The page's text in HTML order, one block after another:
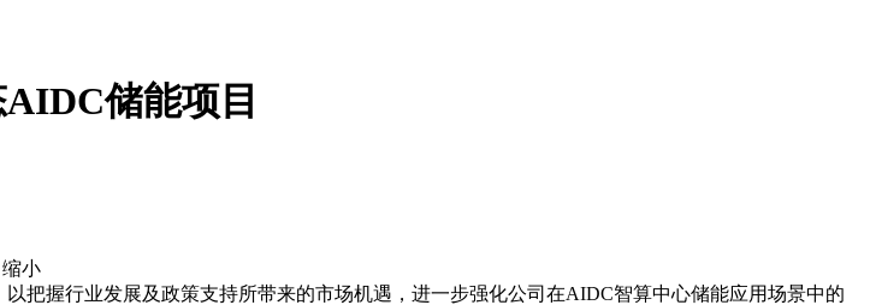
储能项目
缩小
把握行业发展及政策支持所带来的市场机遇，进一步强化公司在AIDC智算中心储能应用场景中的